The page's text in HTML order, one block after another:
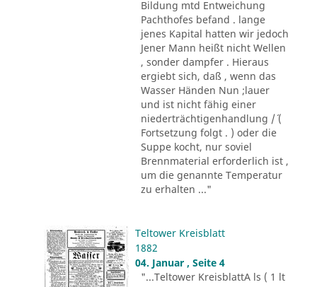
Bildung mtd Entweichung
Pachthofes befand . lange
jenes Kapital hatten wir jedoch
Jener Mann heißt nicht Wellen
, sonder dampfer . Hieraus
ergiebt sich, daß , wenn das
Wasser Händen Nun ;lauer
und ist nicht fähig einer
niederträchtigenhandlung /´ (
Fortsetzung folgt . ) oder die
Suppe kocht, nur soviel
Brennmaterial erforderlich ist ,
um die genannte Temperatur
zu erhalten ..."
Teltower Kreisblatt
1882
04. Januar , Seite 4
"...Teltower KreisblattA ls ( 1 lt